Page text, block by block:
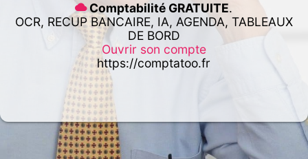
Comptabilité GRATUITE.
OCR, RECUP BANCAIRE, IA, AGENDA, TABLEAUX
DE BORD
Ouvrir son compte
https://comptatoo.fr